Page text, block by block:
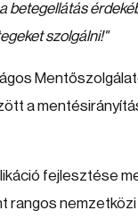
betegellátás
szolgálni!"
a
fejlesztése
rangos